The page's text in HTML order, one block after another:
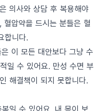
의사와 상담 후 복용해야
압약을 드시는 분들은 혈
합니다.
이 모든 대안보다 그냥 수
일 수 있어요. 만성 수면 부
해결책이 되지 못합니다.
일 수 있어요. 내 몸이 보